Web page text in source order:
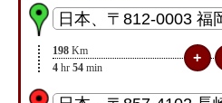
198 Km
4 hr 54 min